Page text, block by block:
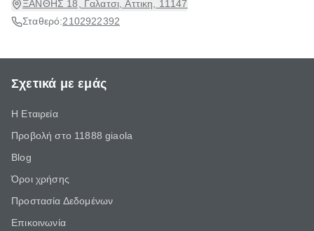
ΞΑΝΘΗΣ 18, Γαλατσι, Αττικη, 11147
Σταθερό:2102922392
Σχετικά με εμάς
Η Εταιρεία
Προβολή στο 11888 giaola
Blog
Όροι χρήσης
Προστασία Δεδομένων
Επικοινωνία